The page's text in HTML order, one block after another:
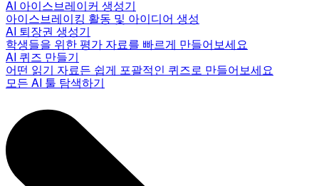
AI 아이스브레이커 생성기
아이스브레이킹 활동 및 아이디어 생성
AI 퇴장권 생성기
학생들을 위한 평가 자료를 빠르게 만들어보세요
AI 퀴즈 만들기
어떤 읽기 자료든 쉽게 포괄적인 퀴즈로 만들어보세요
모든 AI 툴 탐색하기